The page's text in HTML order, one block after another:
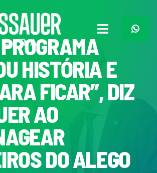
Toggle
Navigation
HISTÓRIA E
FICAR”, DIZ
AO
DO ALEGO